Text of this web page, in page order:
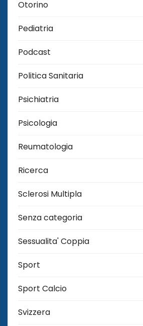
Otorino
Pediatria
Podcast
Politica Sanitaria
Psichiatria
Psicologia
Reumatologia
Ricerca
Sclerosi Multipla
Senza categoria
Sessualita' Coppia
Sport
Sport Calcio
Svizzera